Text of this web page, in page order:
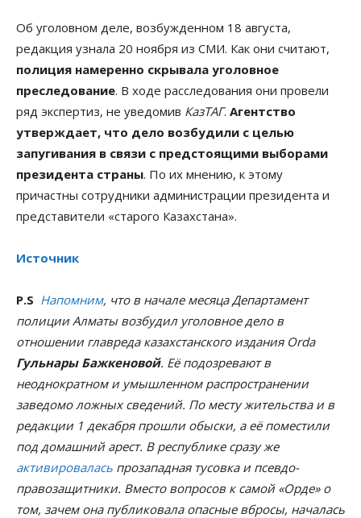
Об уголовном деле, возбужденном 18 августа,
редакция узнала 20 ноября из СМИ. Как они считают,
полиция намеренно скрывала уголовное
преследование. В ходе расследования они провели
ряд экспертиз, не уведомив КазТАГ. Агентство
утверждает, что дело возбудили с целью
запугивания в связи с предстоящими выборами
президента страны. По их мнению, к этому
причастны сотрудники администрации президента и
представители «старого Казахстана».
Источник
Р.S Напомним, что в начале месяца Департамент
полиции Алматы возбудил уголовное дело в
отношении главреда казахстанского издания Orda
Гульнары Бажкеновой. Её подозревают в
неоднократном и умышленном распространении
заведомо ложных сведений. По месту жительства и в
редакции 1 декабря прошли обыски, а её поместили
под домашний арест. В республике сразу же
активировалась прозападная тусовка и псевдо-
правозащитники. Вместо вопросов к самой «Орде» о
том, зачем она публиковала опасные вбросы, началась